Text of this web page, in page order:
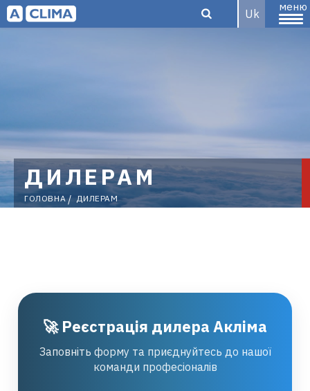
дистриб'ютор
кліматичного
Uk
меню
ДИЛЕРАМ
ГОЛОВНА ДИЛЕРАМ
🚀 Реєстрація дилера Акліма
Заповніть форму та приєднуйтесь до нашої
команди професіоналів